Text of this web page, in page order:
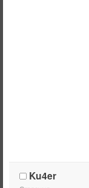
Ku4er